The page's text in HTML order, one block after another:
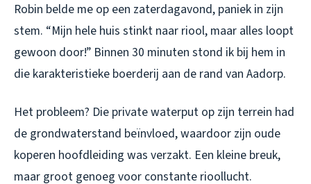
Robin belde me op een zaterdagavond, paniek in zijn
stem. “Mijn hele huis stinkt naar riool, maar alles loopt
gewoon door!” Binnen 30 minuten stond ik bij hem in
die karakteristieke boerderij aan de rand van Aadorp.
Het probleem? Die private waterput op zijn terrein had
de grondwaterstand beïnvloed, waardoor zijn oude
koperen hoofdleiding was verzakt. Een kleine breuk,
maar groot genoeg voor constante rioollucht.